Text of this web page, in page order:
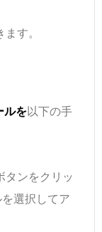
す。
ルを以下の手
タンをクリッ
選択してア